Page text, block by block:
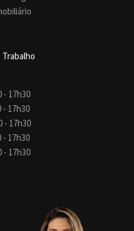
- 17h30
- 17h30
- 17h30
- 17h30
- 17h30